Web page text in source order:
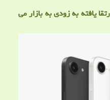
ارتقا یافته به زودی به بازار می